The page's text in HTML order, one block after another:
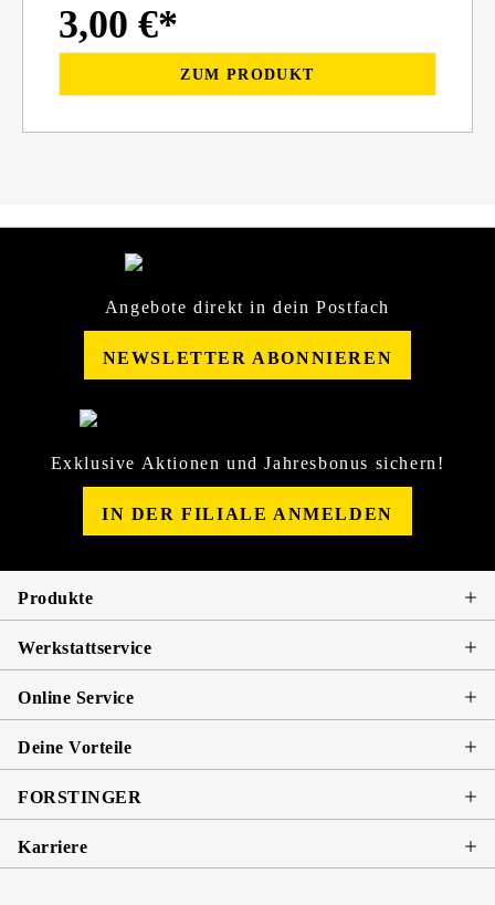
3,00 €*
ZUM PRODUKT
Angebote direkt in dein Postfach
NEWSLETTER ABONNIEREN
Exklusive Aktionen und Jahresbonus sichern!
IN DER FILIALE ANMELDEN
Produkte
Werkstattservice
Online Service
Deine Vorteile
FORSTINGER
Karriere